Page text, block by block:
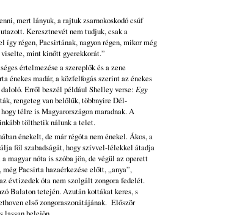
mert lányuk, a rajtuk zsarnokoskodó csúf
Keresztnevét nem tudjuk, csak a
így régen, Pacsirtának, nagyon régen, mikor még
mint kinőtt gyerekkorát.”
értelmezése a szereplők és a zene
énekes madár, a közfelfogás szerint az énekes
Erről beszél például Shelley verse: Egy
rengeteg van belőlűk, többnyire Dél-
télre is Magyarországon maradnak. A
tölthetik nálunk a telet.
énekelt, de már régóta nem énekel. Ákos, a
föl szabadságát, hogy szívvel-lélekkel átadja
magyar nóta is szóba jön, de végül az operett
Pacsirta hazaérkezése előtt, „anya”,
évtizedek óta nem szolgált zongora fedelét.
Balaton tetején. Azután kottákat keres, s
első zongoraszonátájának. Először